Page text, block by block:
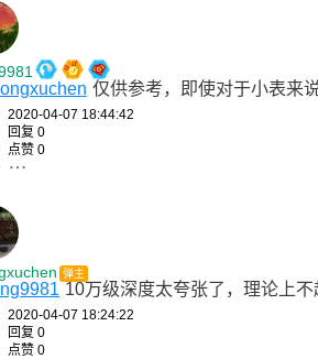
仅供参考，即使对于小表来
2020-04-07 18:44:42
回复 0
点赞 0
弹主
10万级深度太夸张了，理论上
2020-04-07 18:24:22
回复 0
点赞 0